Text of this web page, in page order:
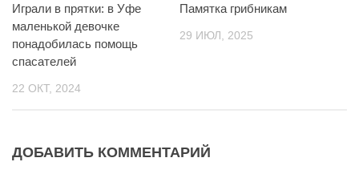
Играли в прятки: в Уфе
маленькой девочке
понадобилась помощь
спасателей
22 ОКТ, 2024
Памятка грибникам
29 ИЮЛ, 2025
ДОБАВИТЬ КОММЕНТАРИЙ